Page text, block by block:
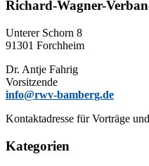
Richard-Wagner-
Un­te­rer Schorn 8
91301 Forchheim
Dr. Ant­je Fahrig
Vorsitzende
info@rwv-bamberg.de
Kon­takt­adres­se für Vor­trä­ge
Kategorien